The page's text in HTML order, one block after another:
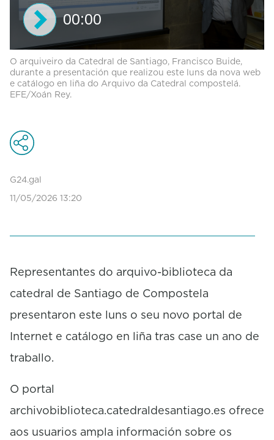
s
e
c
s
o
s
e
00:00
O arquiveiro da Catedral de Santiago, Francisco Buide,
durante a presentación que realizou este luns da nova web
e catálogo en liña do Arquivo da Catedral compostelá.
EFE/Xoán Rey.
G24.gal
11/05/2026 13:20
Representantes do arquivo-biblioteca da
catedral de Santiago de Compostela
presentaron este luns o seu novo portal de
Internet e catálogo en liña tras case un ano de
traballo.
O portal
archivobiblioteca.catedraldesantiago.es ofrece
aos usuarios ampla información sobre os